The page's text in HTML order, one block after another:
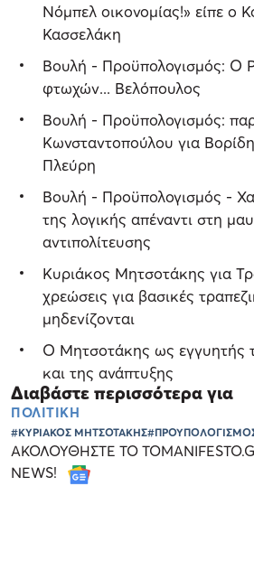
Νόμπελ οικονομίας!» είπε ο
Κασσελάκη
Βουλή - Προϋπολογισμός: Ο
φτωχών... Βελόπουλος
Βουλή - Προϋπολογισμός:
Κωνσταντοπούλου για
Πλεύρη
Βουλή - Προϋπολογισμός -
της λογικής απέναντι στη
αντιπολίτευσης
Κυριάκος Μητσοτάκης για
χρεώσεις για βασικές
μηδενίζονται
Ο Μητσοτάκης ως εγγυητής
και της ανάπτυξης
Διαβάστε περισσότερα για
ΠΟΛΙΤΙΚΗ
#ΚΥΡΙΑΚΟΣ ΜΗΤΣΟΤΑΚΗΣ
ΑΚΟΛΟΥΘΗΣΤΕ ΤΟ
NEWS!